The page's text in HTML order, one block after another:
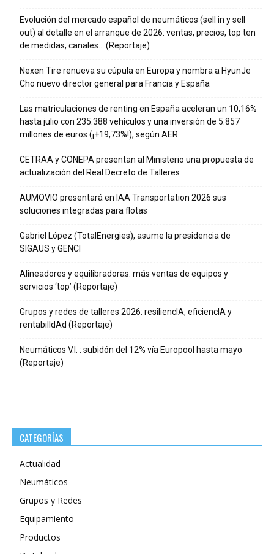
Evolución del mercado español de neumáticos (sell in y sell
out) al detalle en el arranque de 2026: ventas, precios, top ten
de medidas, canales… (Reportaje)
Nexen Tire renueva su cúpula en Europa y nombra a HyunJe
Cho nuevo director general para Francia y España
Las matriculaciones de renting en España aceleran un 10,16%
hasta julio con 235.388 vehículos y una inversión de 5.857
millones de euros (¡+19,73%!), según AER
CETRAA y CONEPA presentan al Ministerio una propuesta de
actualización del Real Decreto de Talleres
AUMOVIO presentará en IAA Transportation 2026 sus
soluciones integradas para flotas
Gabriel López (TotalEnergies), asume la presidencia de
SIGAUS y GENCI
Alineadores y equilibradoras: más ventas de equipos y
servicios ‘top’ (Reportaje)
Grupos y redes de talleres 2026: resiliencIA, eficiencIA y
rentabilIdAd (Reportaje)
Neumáticos V.I. : subidón del 12% vía Europool hasta mayo
(Reportaje)
CATEGORÍAS
Actualidad
Neumáticos
Grupos y Redes
Equipamiento
Productos